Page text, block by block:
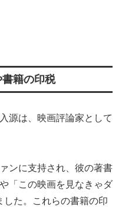
籍の印税
源は、映画評論家として
ンに支持され、彼の著書
「この映画を見なきゃダ
した。これらの書籍の印